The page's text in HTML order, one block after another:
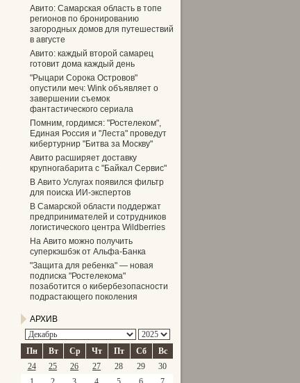
Авито: Самарская область в топе
регионов по бронированию
загородных домов для путешествий
в августе
Авито: каждый второй самарец
готовит дома каждый день
"Рыцари Сорока Островов"
опустили меч: Wink объявляет о
завершении съемок
фантастического сериала
Помним, гордимся: "Ростелеком",
Единая Россия и "Леста" проведут
кибертурнир "Битва за Москву"
Авито расширяет доставку
крупногабарита с "Байкал Сервис"
В Авито Услугах появился фильтр
для поиска ИИ-экспертов
В Самарской области поддержат
предпринимателей и сотрудников
логистического центра Wildberries
На Авито можно получить
суперкэшбэк от Альфа-Банка
"Защита для ребенка" — новая
подписка "Ростелекома"
позаботится о кибербезопасности
подрастающего поколения
АРХИВ
Пн Вт Ср Чт Пт Сб
Вс
24
25 26 27 28 29
30